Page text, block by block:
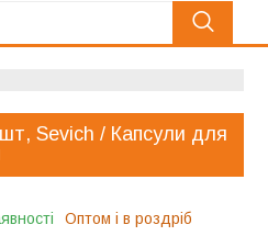
Sevich / Капсули для
Оптом і в роздріб